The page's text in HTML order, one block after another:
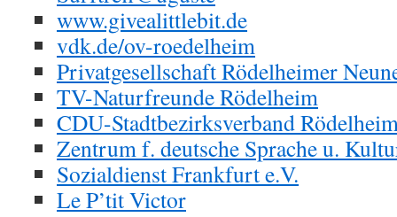
www.givealittlebit.de
vdk.de/ov-roedelheim
Privatgesellschaft Rödelheimer
TV-Naturfreunde Rödelheim
CDU-Stadtbezirksverband
Zentrum f. deutsche Sprache u.
Sozialdienst Frankfurt e.V.
Le P’tit Victor